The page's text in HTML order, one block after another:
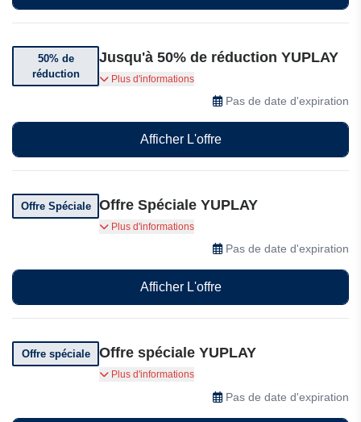
50% de
réduction
Jusqu'à 50% de réduction YUPLAY
Bénéficiez de jusqu'à 50% de réduction sur les
Plus d'informations
Pas de date d'expiration
Afficher L'offre
Offre Spéciale Offre Spéciale YUPLAY
Rejoignez notre programme de fidélité et
profitez d'offres exceptionnelles
Plus d'informations
Pas de date d'expiration
Afficher L'offre
Offre spéciale Offre spéciale YUPLAY
Profitez d'offres exceptionnelles chez YUPLAY
Plus d'informations
Pas de date d'expiration